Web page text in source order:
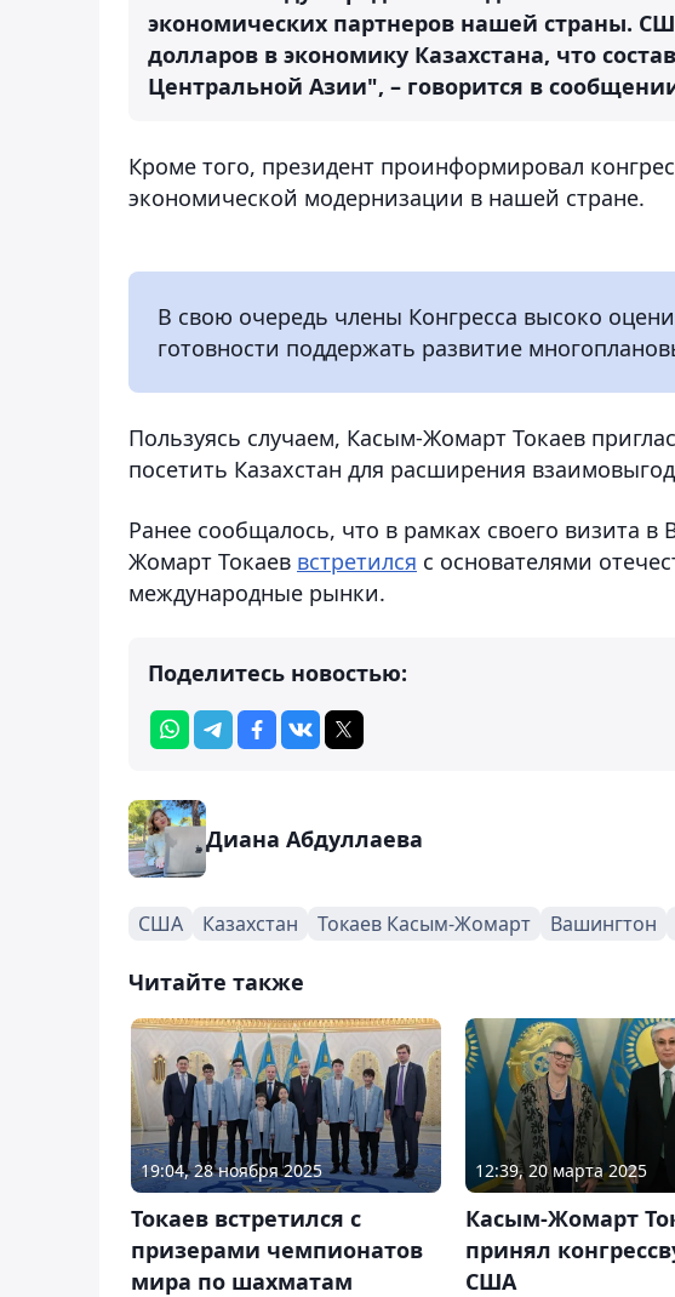
экономических партнеров нашей страны.
долларов в экономику Казахстана, что
Центральной Азии", – говорится в
Кроме того, президент проинформировал
экономической модернизации в нашей стране.
В свою очередь члены Конгресса высоко
готовности поддержать развитие
Пользуясь случаем, Касым-Жомарт Токаев
посетить Казахстан для расширения
Ранее сообщалось, что в рамках своего визита
Жомарт Токаев встретился с основателями
международные рынки.
Поделитесь новостью:
Диана Абдуллаева
США Казахстан Токаев Касым-Жомарт Вашингтон
Читайте также
19:04, 28 ноября 2025
Токаев встретился с
призерами чемпионатов
мира по шахматам
12:39, 20 марта 2025
Касым-Жомарт
принял
США